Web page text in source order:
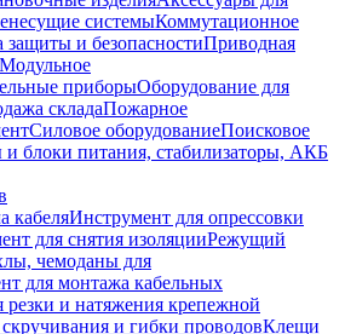
системыКоммутационное
защиты и безопасностиПриводная
Модульное
приборыОборудование для
складаПожарное
Силовое оборудованиеПоисковое
блоки питания, стабилизаторы, АКБ
кабеляИнструмент для опрессовки
для снятия изоляцииРежущий
чемоданы для
для монтажа кабельных
резки и натяжения крепежной
и гибки проводовКлещи